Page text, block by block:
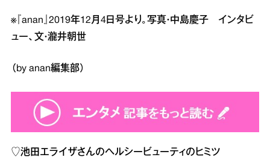
※『anan』2019年12月4日号より。写真・中島慶子 インタビ
ュー、文・瀧井朝世
（by anan編集部）
♡池田エライザさんのヘルシービューティのヒミツ